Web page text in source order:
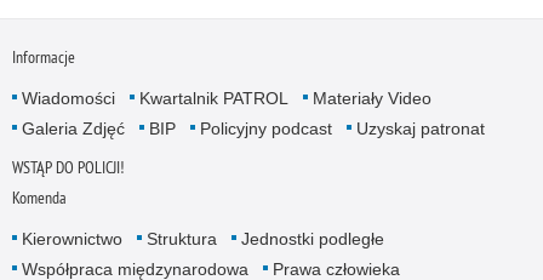
Informacje
Wiadomości Kwartalnik PATROL
Materiały Video
Galeria Zdjęć
BIP Policyjny podcast Uzyskaj patronat
WSTĄP DO POLICJI!
Komenda
Kierownictwo Struktura
Jednostki podległe
Współpraca międzynarodowa
Prawa człowieka